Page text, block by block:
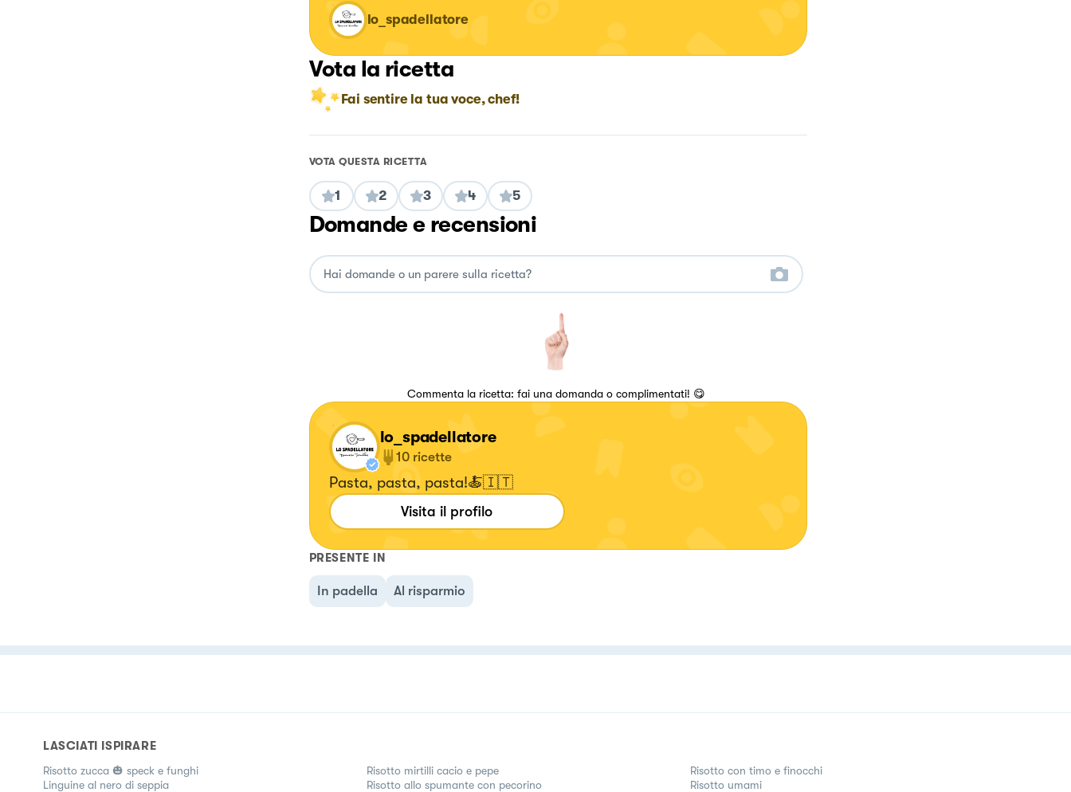
lo_spadellatore
Vota la ricetta
Fai sentire la tua voce, chef!
VOTA QUESTA RICETTA
1 2 3 4 5
Domande e recensioni
Commenta la ricetta: fai una domanda o complimentati! 😋
lo_spadellatore
10 ricette
Pasta, pasta, pasta!🍝🇮🇹
Visita il profilo
PRESENTE IN
In padella Al risparmio
LASCIATI ISPIRARE
Risotto zucca 🎃 speck e funghi
Linguine al nero di seppia
Risotto mirtilli cacio e pepe
Risotto allo spumante con pecorino
Risotto con timo e finocchi
Risotto umami